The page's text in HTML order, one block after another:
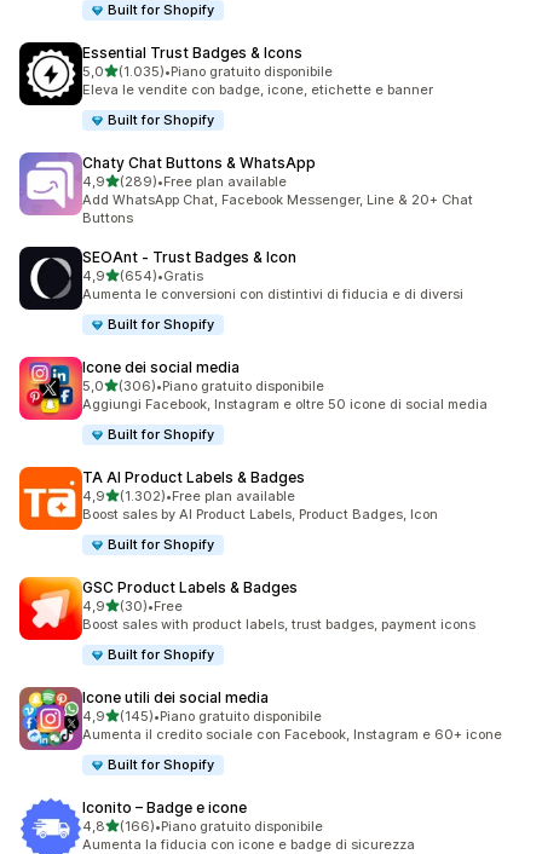
Built for Shopify
Essential Trust Badges & Icons
5,0stelle su 5
(1.035)
1035 recensioni totali
•Piano gratuito disponibile
Eleva le vendite con badge, icone, etichette e banner
Built for Shopify
Chaty Chat Buttons & WhatsApp
4,9stelle su 5
(289)
289 recensioni totali
•Free plan available
Add WhatsApp Chat, Facebook Messenger, Line & 20+ Chat
Buttons
SEOAnt ‑ Trust Badges & Icon
4,9stelle su 5
(654)
654 recensioni totali
•Gratis
Aumenta le conversioni con distintivi di fiducia e di diversi
Built for Shopify
Icone dei social media
5,0stelle su 5
(306)
306 recensioni totali
•Piano gratuito disponibile
Aggiungi Facebook, Instagram e oltre 50 icone di social media
Built for Shopify
TA AI Product Labels & Badges
4,9stelle su 5
(1.302)
1302 recensioni totali
•Free plan available
Boost sales by AI Product Labels, Product Badges, Icon
Built for Shopify
GSC Product Labels & Badges
4,9stelle su 5
(30)
30 recensioni totali
•Free
Boost sales with product labels, trust badges, payment icons
Built for Shopify
Icone utili dei social media
4,9stelle su 5
(145)
145 recensioni totali
•Piano gratuito disponibile
Aumenta il credito sociale con Facebook, Instagram e 60+ icone
Built for Shopify
Iconito – Badge e icone
4,8stelle su 5
(166)
166 recensioni totali
•Piano gratuito disponibile
Aumenta la fiducia con icone e badge di sicurezza